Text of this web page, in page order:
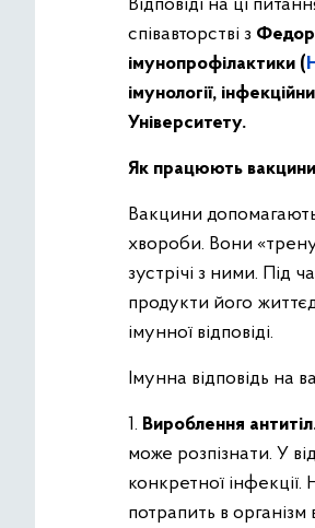
Відповіді на ці
співавторстві з
імунопрофілактики (
імунології,
Університету.
Як працюють вакцини
Вакцини
хвороби. Вони
зустрічі з ними. Під
продукти його
імунної відповіді.
Імунна відповідь на
1. Вироблення
може розпізнати. У
конкретної
потрапить в